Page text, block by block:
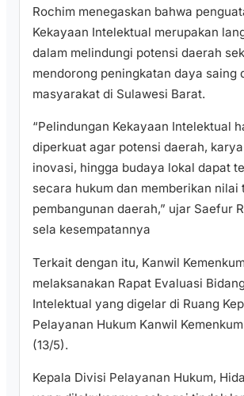
Rochim menegaskan bahwa
Kekayaan Intelektual merupakan
dalam melindungi potensi daerah
mendorong peningkatan daya saing
masyarakat di Sulawesi Barat.
“Pelindungan Kekayaan Intelektual
diperkuat agar potensi daerah,
inovasi, hingga budaya lokal dapat
secara hukum dan memberikan nilai
pembangunan daerah,” ujar Saefur
sela kesempatannya
Terkait dengan itu, Kanwil
melaksanakan Rapat Evaluasi
Intelektual yang digelar di Ruang
Pelayanan Hukum Kanwil
(13/5).
Kepala Divisi Pelayanan Hukum,